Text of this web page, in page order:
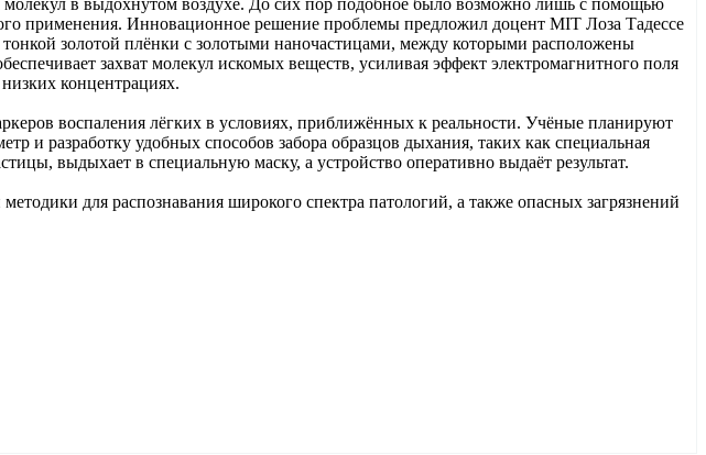
молекул в выдохнутом воздухе. До сих пор подобное было возможно лишь с помощью
применения. Инновационное решение проблемы предложил доцент MIT Лоза Тадессе
золотой плёнки с золотыми наночастицами, между которыми расположены
захват молекул искомых веществ, усиливая эффект электромагнитного поля
концентрациях.
воспаления лёгких в условиях, приближённых к реальности. Учёные планируют
и разработку удобных способов забора образцов дыхания, таких как специальная
выдыхает в специальную маску, а устройство оперативно выдаёт результат.
для распознавания широкого спектра патологий, а также опасных загрязнений